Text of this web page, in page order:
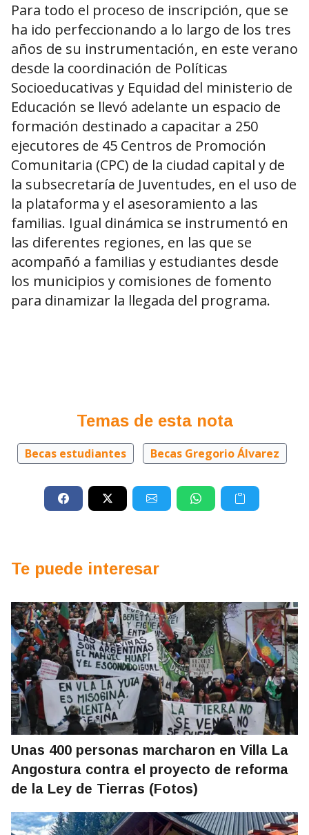
Para todo el proceso de inscripción, que se
ha ido perfeccionando a lo largo de los tres
años de su instrumentación, en este verano
desde la coordinación de Políticas
Socioeducativas y Equidad del ministerio de
Educación se llevó adelante un espacio de
formación destinado a capacitar a 250
ejecutores de 45 Centros de Promoción
Comunitaria (CPC) de la ciudad capital y de
la subsecretaría de Juventudes, en el uso de
la plataforma y el asesoramiento a las
familias. Igual dinámica se instrumentó en
las diferentes regiones, en las que se
acompañó a familias y estudiantes desde
los municipios y comisiones de fomento
para dinamizar la llegada del programa.
Temas de esta nota
Becas estudiantes Becas Gregorio Álvarez
Te puede interesar
Unas 400 personas marcharon en Villa La
Angostura contra el proyecto de reforma
de la Ley de Tierras (Fotos)